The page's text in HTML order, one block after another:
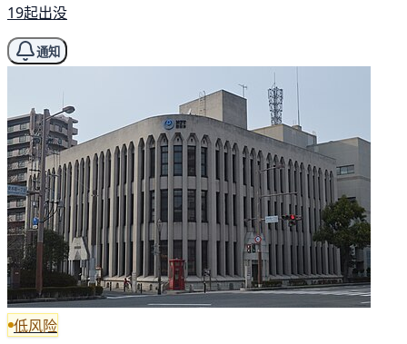
19起出没
通知
低风险